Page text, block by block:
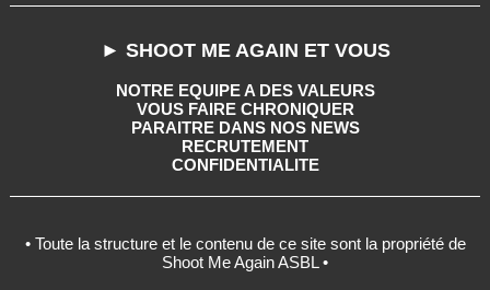
► SHOOT ME AGAIN ET VOUS
NOTRE EQUIPE A DES VALEURS
VOUS FAIRE CHRONIQUER
PARAITRE DANS NOS NEWS
RECRUTEMENT
CONFIDENTIALITE
• Toute la structure et le contenu de ce site sont la propriété de
Shoot Me Again ASBL •